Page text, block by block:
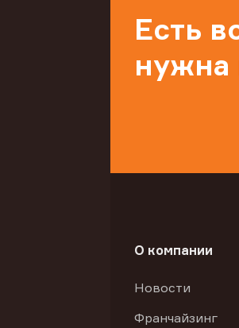
Есть
нужна
О компании
Новости
Франчайзинг